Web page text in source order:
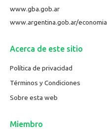
www.gba.gob.ar
www.argentina.gob.ar/economia
Acerca de este sitio
Política de privacidad
Términos y Condiciones
Sobre esta web
Miembro